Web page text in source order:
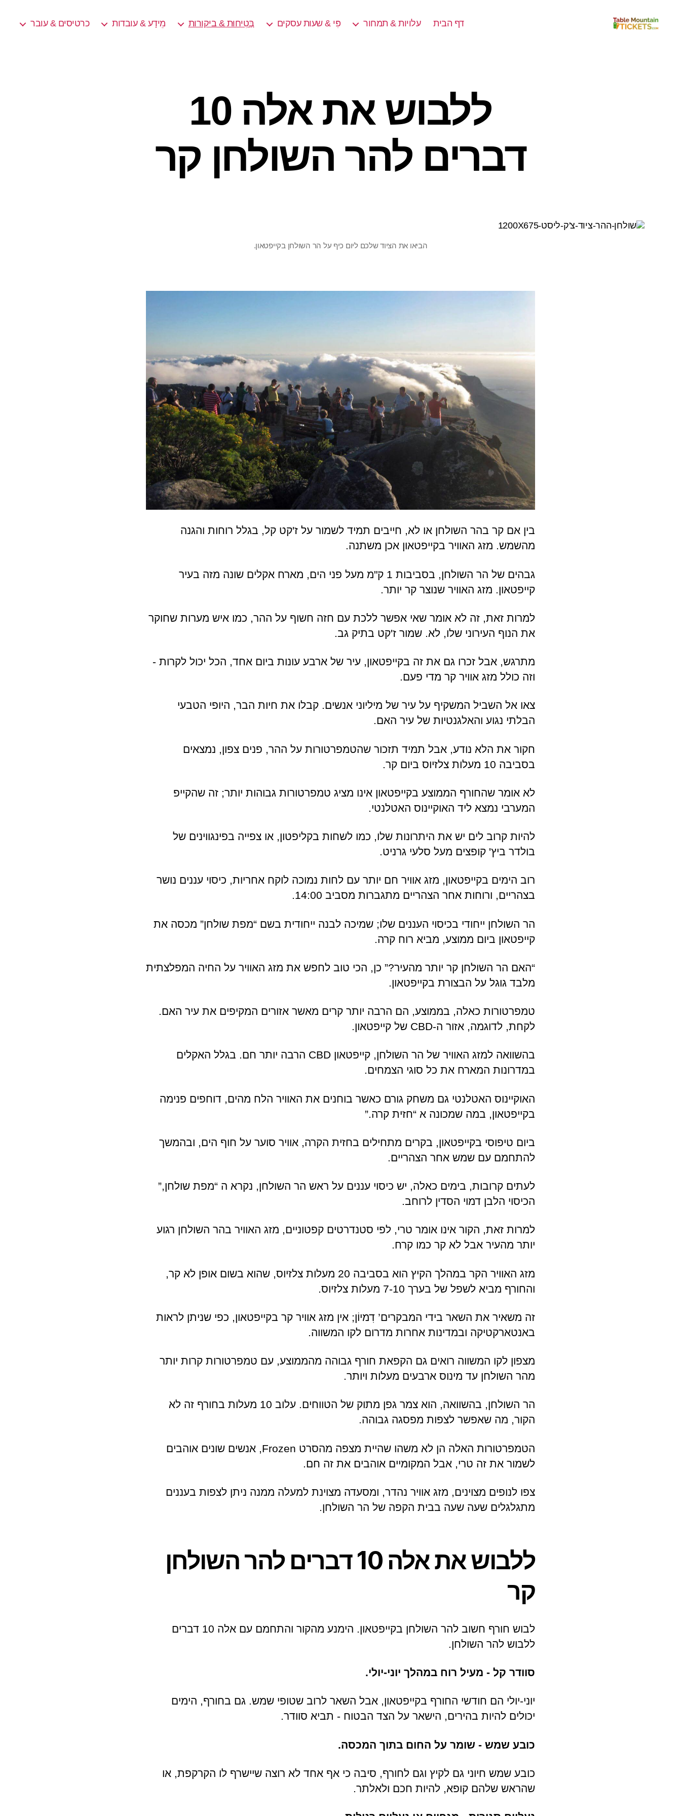
דף הבית עלויות & תמחור פִּי & שעות עסקים בְּטִיחוּת & ביקורות מֵידָע & עובדות כרטיסים & עובר
ללבוש את אלה 10
דברים להר השולחן קר
הביאו את הציוד שלכם ליום כיף על הר השולחן בקייפטאון.
בין אם קר בהר השולחן או לא, חייבים תמיד לשמור על ז'קט קל, בגלל רוחות והגנה
מהשמש. מזג האוויר בקייפטאון אכן משתנה.
גבהים של הר השולחן, בסביבות 1 ק"מ מעל פני הים, מארח אקלים שונה מזה בעיר
קייפטאון. מזג האוויר שנוצר קר יותר.
למרות זאת, זה לא אומר שאי אפשר ללכת עם חזה חשוף על ההר, כמו איש מערות שחוקר
את הנוף העירוני שלו, לא. שמור ז'קט בתיק גב.
מתרגש, אבל זכרו גם את זה בקייפטאון, עיר של ארבע עונות ביום אחד, הכל יכול לקרות -
וזה כולל מזג אוויר קר מדי פעם.
צאו אל השביל המשקיף על עיר של מיליוני אנשים. קבלו את חיות הבר, היופי הטבעי
הבלתי נגוע והאלגנטיות של עיר האם.
חקור את הלא נודע, אבל תמיד תזכור שהטמפרטורות על ההר, פנים צפון, נמצאים
בסביבה 10 מעלות צלזיוס ביום קר.
לא אומר שהחורף הממוצע בקייפטאון אינו מציג טמפרטורות גבוהות יותר; זה שהקייפ
המערבי נמצא ליד האוקיינוס ​​האטלנטי.
להיות קרוב לים יש את היתרונות שלו, כמו לשחות בקליפטון, או צפייה בפינגווינים של
בולדר ביץ' קופצים מעל סלעי גרניט.
רוב הימים בקייפטאון, מזג אוויר חם יותר עם לחות נמוכה לוקח אחריות, כיסוי עננים נושר
בצהריים, ורוחות אחר הצהריים מתגברות מסביב 14:00.
הר השולחן ייחודי בכיסוי העננים שלו; שמיכה לבנה ייחודית בשם “מפת שולחן” מכסה את
קייפטאון ביום ממוצע, מביא רוח קרה.
“האם הר השולחן קר יותר מהעיר?” כן, הכי טוב לחפש את מזג האוויר על החיה המפלצתית
מלבד גוגל על ​​הבצורת בקייפטאון.
טמפרטורות כאלה, בממוצע, הם הרבה יותר קרים מאשר אזורים המקיפים את עיר האם.
לקחת, לדוגמה, אזור ה-CBD של קייפטאון.
בהשוואה למזג האוויר של הר השולחן, קייפטאון CBD הרבה יותר חם. בגלל האקלים
במדרונות המארח את כל סוגי הצמחים.
האוקיינוס ​​האטלנטי גם משחק גורם כאשר בוחנים את האוויר הלח מהים, דוחפים פנימה
בקייפטאון, במה שמכונה א “חזית קרה.”
ביום טיפוסי בקייפטאון, בקרים מתחילים בחזית הקרה, אוויר סוער על חוף הים, ובהמשך
להתחמם עם שמש אחר הצהריים.
לעתים קרובות, בימים כאלה, יש כיסוי עננים על ראש הר השולחן, נקרא ה “מפת שולחן,”
הכיסוי הלבן דמוי הסדין לרוחב.
למרות זאת, הקור אינו אומר טרי, לפי סטנדרטים קפטוניים, מזג האוויר בהר השולחן רגוע
יותר מהעיר אבל לא קר כמו קרח.
מזג האוויר הקר במהלך הקיץ הוא בסביבה 20 מעלות צלזיוס, שהוא בשום אופן לא קר,
והחורף מביא לשפל של בערך 7-10 מעלות צלזיוס.
זה משאיר את השאר בידי המבקרים’ דִמיוֹן; אין מזג אוויר קר בקייפטאון, כפי שניתן לראות
באנטארקטיקה ובמדינות אחרות מדרום לקו המשווה.
מצפון לקו המשווה רואים גם הקפאת חורף גבוהה מהממוצע, עם טמפרטורות קרות יותר
מהר השולחן עד מינוס ארבעים מעלות ויותר.
הר השולחן, בהשוואה, הוא צמר גפן מתוק של הטווחים. עלוב 10 מעלות בחורף זה לא
הקור, מה שאפשר לצפות מפסגה גבוהה.
הטמפרטורות האלה הן לא משהו שהיית מצפה מהסרט Frozen, אנשים שונים אוהבים
לשמור את זה טרי, אבל המקומיים אוהבים את זה חם.
צפו לנופים מצוינים, מזג אוויר נהדר, ומסעדה מצוינת למעלה ממנה ניתן לצפות בעננים
מתגלגלים שעה שעה בבית הקפה של הר השולחן.
ללבוש את אלה 10 דברים להר השולחן
קר
לבוש חורף חשוב להר השולחן בקייפטאון. הימנע מהקור והתחמם עם אלה 10 דברים
ללבוש להר השולחן.
סוודר קל - מעיל רוח במהלך יוני-יולי.
יוני-יולי הם חודשי החורף בקייפטאון, אבל השאר לרוב שטופי שמש. גם בחורף, הימים
יכולים להיות בהירים, הישאר על הצד הבטוח - תביא סוודר.
כובע שמש - שומר על החום בתוך המכסה.
כובע שמש חיוני גם לקיץ וגם לחורף, סיבה כי אף אחד לא רוצה שיישרף לו הקרקפת, או
שהראש שלהם קופא, להיות חכם ולאלתר.